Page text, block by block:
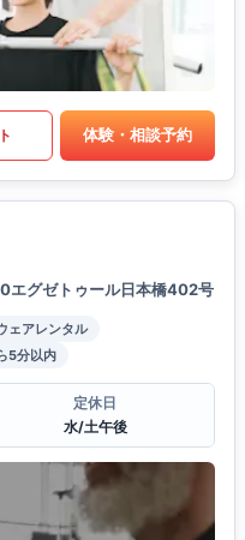
体験・相談予約
エグゼトゥール日本橋402号
ェアレンタル
5分以内
定休日
水/土午後